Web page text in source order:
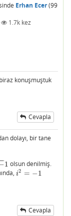
Erhan Ecer(99
1.7k kez
konuşmuştuk
Cevapla
dolayı, bir tane
1 olsun denilmiş.
i2 = −1
i2 −1
Cevapla